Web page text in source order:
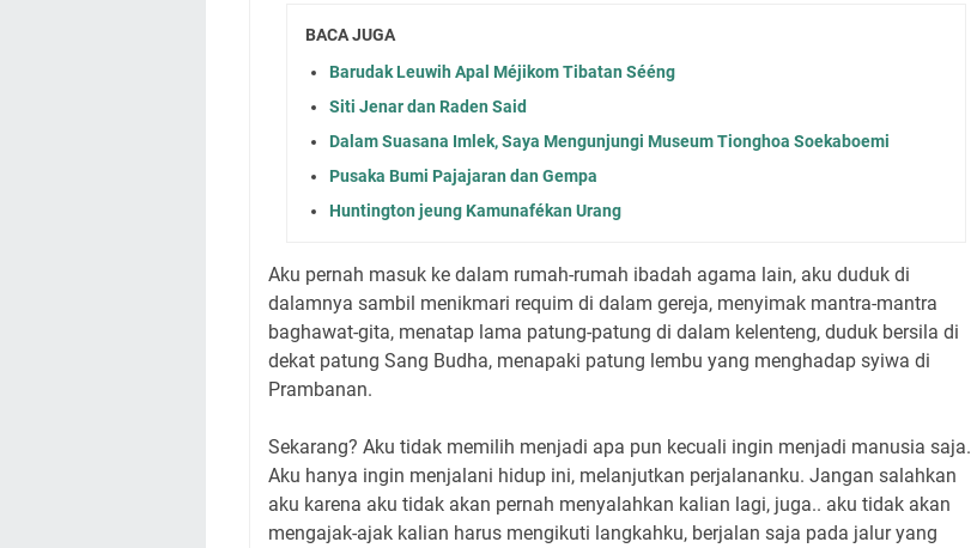
BACA JUGA
Barudak Leuwih Apal Méjikom Tibatan Sééng
Siti Jenar dan Raden Said
Dalam Suasana Imlek, Saya Mengunjungi Museum Tionghoa Soekaboemi
Pusaka Bumi Pajajaran dan Gempa
Huntington jeung Kamunafékan Urang
Aku pernah masuk ke dalam rumah-rumah ibadah agama lain, aku duduk di
dalamnya sambil menikmari requim di dalam gereja, menyimak mantra-mantra
baghawat-gita, menatap lama patung-patung di dalam kelenteng, duduk bersila di
dekat patung Sang Budha, menapaki patung lembu yang menghadap syiwa di
Prambanan.
Sekarang? Aku tidak memilih menjadi apa pun kecuali ingin menjadi manusia saja.
Aku hanya ingin menjalani hidup ini, melanjutkan perjalananku. Jangan salahkan
aku karena aku tidak akan pernah menyalahkan kalian lagi, juga.. aku tidak akan
mengajak-ajak kalian harus mengikuti langkahku, berjalan saja pada jalur yang